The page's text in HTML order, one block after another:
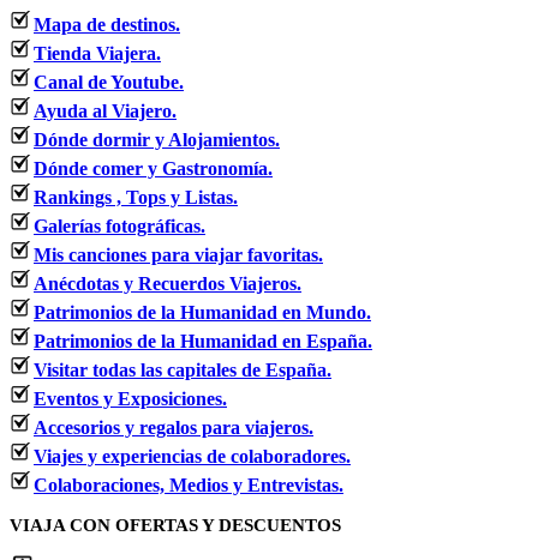
Mapa de destinos.
Tienda Viajera.
Canal de Youtube.
Ayuda al Viajero.
Dónde dormir y Alojamientos.
Dónde comer y Gastronomía.
Rankings , Tops y Listas.
Galerías fotográficas.
Mis canciones para viajar favoritas.
Anécdotas y Recuerdos Viajeros.
Patrimonios de la Humanidad en Mundo.
Patrimonios de la Humanidad en España.
Visitar todas las capitales de España.
Eventos y Exposiciones.
Accesorios y regalos para viajeros.
Viajes y experiencias de colaboradores.
Colaboraciones, Medios y Entrevistas.
VIAJA CON OFERTAS Y DESCUENTOS